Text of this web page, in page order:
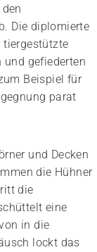
Die diplomierte
tiergestützte
gefiederten
Beispiel für
parat
und Decken
die Hühner
die
eine
in die
lockt das